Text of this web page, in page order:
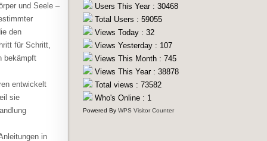
und Seele –
den
für Schritt,
bekämpft
entwickelt
sie
in
Users This Year : 30468
Total Users : 59055
Views Today : 32
Views Yesterday : 107
Views This Month : 745
Views This Year : 38878
Total views : 73582
Who's Online : 1
Powered By WPS Visitor Counter